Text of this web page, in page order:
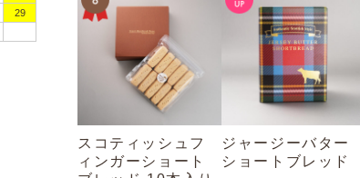
スコティッシュフ
ィンガーショート
ジャージーバター
ショートブレッド
29